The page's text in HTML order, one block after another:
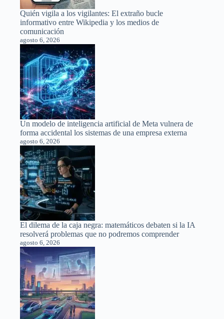
Quién vigila a los vigilantes: El extraño bucle
informativo entre Wikipedia y los medios de
comunicación
agosto 6, 2026
Un modelo de inteligencia artificial de Meta vulnera de
forma accidental los sistemas de una empresa externa
agosto 6, 2026
El dilema de la caja negra: matemáticos debaten si la IA
resolverá problemas que no podremos comprender
agosto 6, 2026